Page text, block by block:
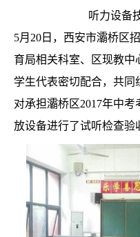
听力设备
5月 20 日，西安市灞桥区
育局相关科室、区现教中
学生代表密切配合，共同
对承担灞桥区2017年中考
放设备进行了试听检查验